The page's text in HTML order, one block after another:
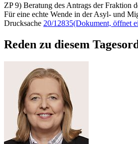
ZP 9) Beratung des Antrags der Fraktion
Für eine echte Wende in der Asyl- und
Drucksache 20/12835(Dokument, öffnet
Reden zu diesem